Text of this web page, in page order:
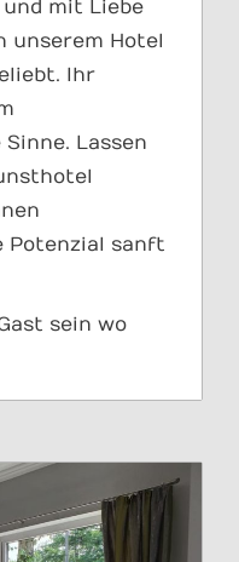
mit Liebe
unserem Hotel
Ihr
Lassen
Potenzial sanft
sein wo